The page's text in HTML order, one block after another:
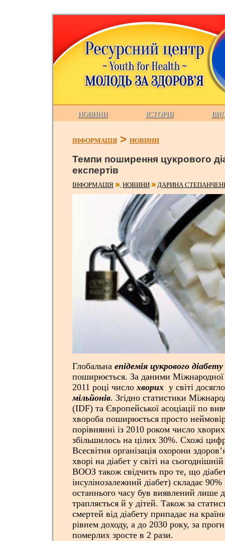
НОВИНИ ІСТОРІЯ
ІНФОРМАЦІЯ > НОВИНИ
Темпи поширення цукрового
експертів
ІНФОРМАЦІЯ , НОВИНИ ДАРИНА
Глобальна епідемія цукрового діабету
поширюється. За даними Міжнародної
2011 році числохворих у світі
мільйонів. Згідно статистики
(IDF) та Європейської асоціації по
хвороба поширюється просто
порівнянні із 2010 роком число
збільшилось на цілих 30%. Схожі
Всесвітня організація охорони
хворі на діабет у світі на
ВООЗ також свідчить про те, що
інсулінозалежний діабет) складає 90%
останнього часу був виявлений лише
трапляється й у дітей. Також за
смертей від діабету припадає на
рівнем доходу, а до 2030 року, за
померлих зросте в 2 рази.